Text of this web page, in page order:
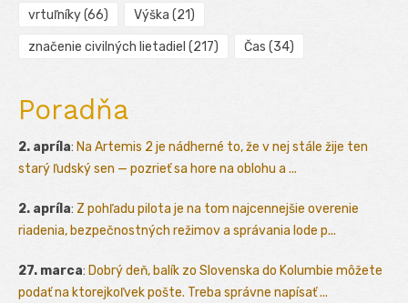
vrtuľníky(66) Výška (21)
značenie civilných lietadiel (217) Čas (34)
Poradňa
2. apríla: Na Artemis 2 je nádherné to, že v nej stále žije ten
starý ľudský sen — pozrieť sa hore na oblohu a ...
2. apríla: Z pohľadu pilota je na tom najcennejšie overenie
riadenia, bezpečnostných režimov a správania lode p...
27. marca: Dobrý deň, balík zo Slovenska do Kolumbie môžete
podať na ktorejkoľvek pošte. Treba správne napísať ...